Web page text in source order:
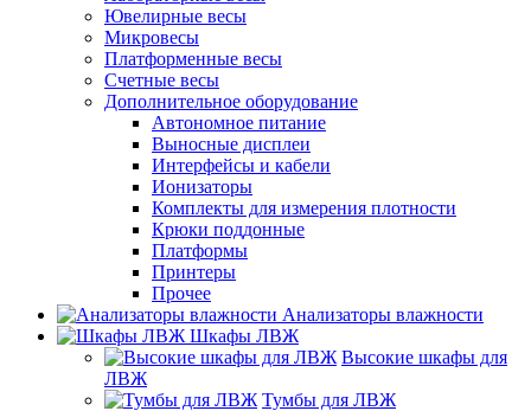
Ювелирные весы
Микровесы
Платформенные весы
Счетные весы
Дополнительное оборудование
Автономное питание
Выносные дисплеи
Интерфейсы и кабели
Ионизаторы
Комплекты для измерения плотности
Крюки поддонные
Платформы
Принтеры
Прочее
Анализаторы влажности
Шкафы ЛВЖ
Высокие шкафы для
ЛВЖ
Тумбы для ЛВЖ